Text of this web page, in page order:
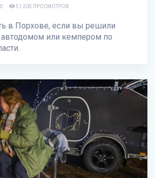
51 205 ПРОСМОТРОВ
в Порхове, если вы решили
автодомом или кемпером по